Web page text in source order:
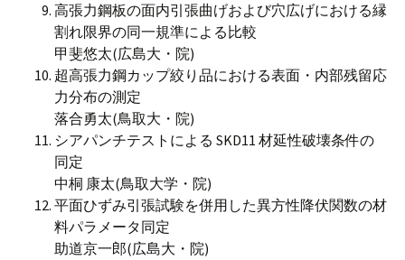
高張力鋼板の面内引張曲げおよび穴広げにおける縁
割れ限界の同一規準による比較
甲斐悠太(広島大・院)
超高張力鋼カップ絞り品における表面・内部残留応
力分布の測定
落合勇太(鳥取大・院)
シアパンチテストによる SKD11 材延性破壊条件の
同定
中桐 康太(鳥取大学・院)
平面ひずみ引張試験を併用した異方性降伏関数の材
料パラメータ同定
助道京一郎(広島大・院)